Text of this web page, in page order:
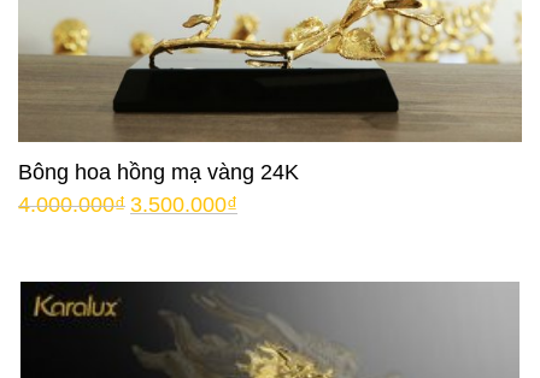
Bông hoa hồng mạ vàng 24K
4.000.000₫ 3.500.000₫